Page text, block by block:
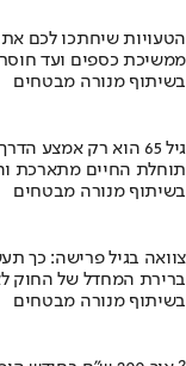
הטעויות שיחתכו לכם
ממשיכת כספים ועד
בשיתוף מנורה מבטחים
גיל 65 הוא רק אמצע הדרך להשקעה
תוחלת החיים מתארכת
בשיתוף מנורה מבטחים
צוואה בגיל פרישה: כך
ברירת המחדל של החוק
בשיתוף מנורה מבטחים